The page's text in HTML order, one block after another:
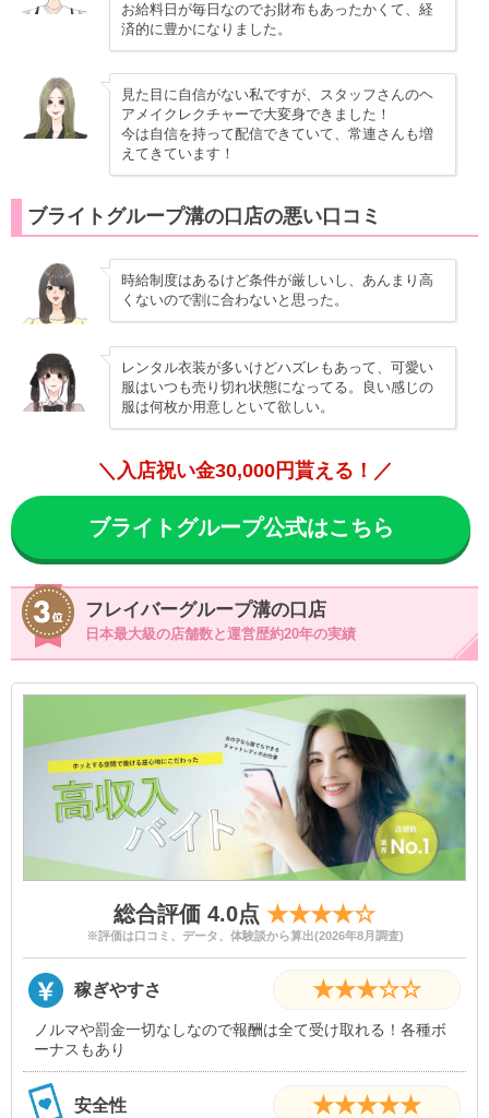
お給料日が毎日なのでお財布もあったかくて、経
済的に豊かになりました。
見た目に自信がない私ですが、スタッフさんのヘ
アメイクレクチャーで大変身できました！
今は自信を持って配信できていて、常連さんも増
えてきています！
ブライトグループ溝の口店の悪い口コミ
時給制度はあるけど条件が厳しいし、あんまり高
くないので割に合わないと思った。
レンタル衣装が多いけどハズレもあって、可愛い
服はいつも売り切れ状態になってる。良い感じの
服は何枚か用意しといて欲しい。
＼入店祝い金30,000円貰える！／
ブライトグループ公式はこちら
フレイバーグループ溝の口店
日本最大級の店舗数と運営歴約20年の実績
総合評価 4.0点 ★★★★☆
※評価は口コミ、データ、体験談から算出(2026年8月調査)
稼ぎやすさ ★★★☆☆
ノルマや罰金一切なしなので報酬は全て受け取れる！各種ボ
ーナスもあり
安全性 ★★★★★